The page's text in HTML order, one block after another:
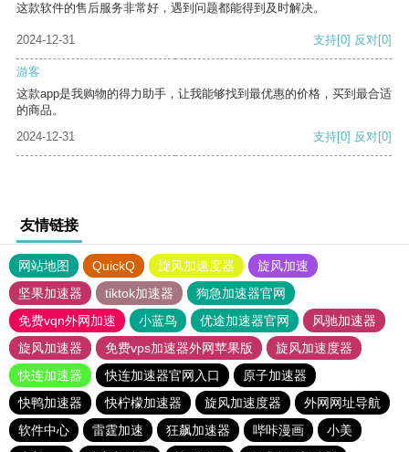
这款软件的售后服务非常好，遇到问题都能得到及时解决。
2024-12-31 支持[0] 反对[0]
游客
这款app是我购物的得力助手，让我能够找到最优惠的价格，买到最合适
的商品。
2024-12-31
支持[0] 反对[0]
友情链接
网站地图 QuickQ 旋风加速度器
旋风加速
坚果加速器
tiktok加速器
狗急加速器官网
免费vqn外网加速
小蓝鸟 优途加速器官网
风驰加速器
旋风加速器
免费vps加速器外网苹果版
旋风加速度器
快连加速器
快连加速器官网入口
原子加速器
快鸭加速器
快柠檬加速器 旋风加速度器
外网网址导航
软件中心
雷霆加速 狂飙加速器 哔咔漫画
小美